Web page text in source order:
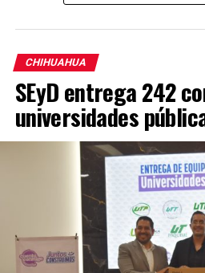
CHIHUAHUA
SEyD entrega 242
universidades